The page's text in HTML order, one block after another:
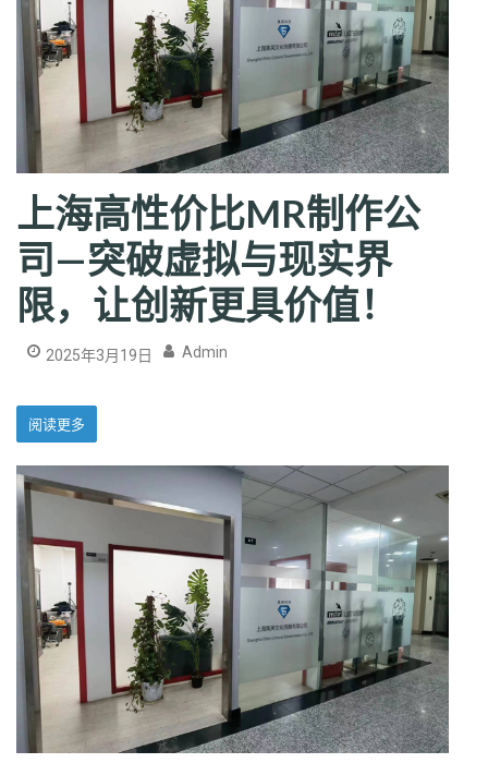
上海高性价比MR制作公
司—突破虚拟与现实界
限，让创新更具价值！
2025年3月19日 Admin
阅读更多